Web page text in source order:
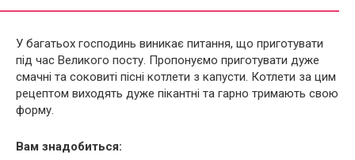
У багатьох господинь виникає питання, що приготувати
під час Великого посту. Пропонуємо приготувати дуже
смачні та соковиті пісні котлети з капусти. Котлети за цим
рецептом виходять дуже пікантні та гарно тримають свою
форму.
Вам знадобиться: